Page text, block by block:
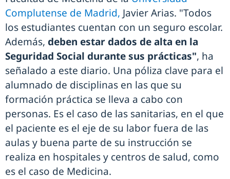
Complutense de Madrid, Javier Arias. "Todos
los estudiantes cuentan con un seguro escolar.
Además, deben estar dados de alta en la
Seguridad Social durante sus prácticas", ha
señalado a este diario. Una póliza clave para el
alumnado de disciplinas en las que su
formación práctica se lleva a cabo con
personas. Es el caso de las sanitarias, en el que
el paciente es el eje de su labor fuera de las
aulas y buena parte de su instrucción se
realiza en hospitales y centros de salud, como
es el caso de Medicina.